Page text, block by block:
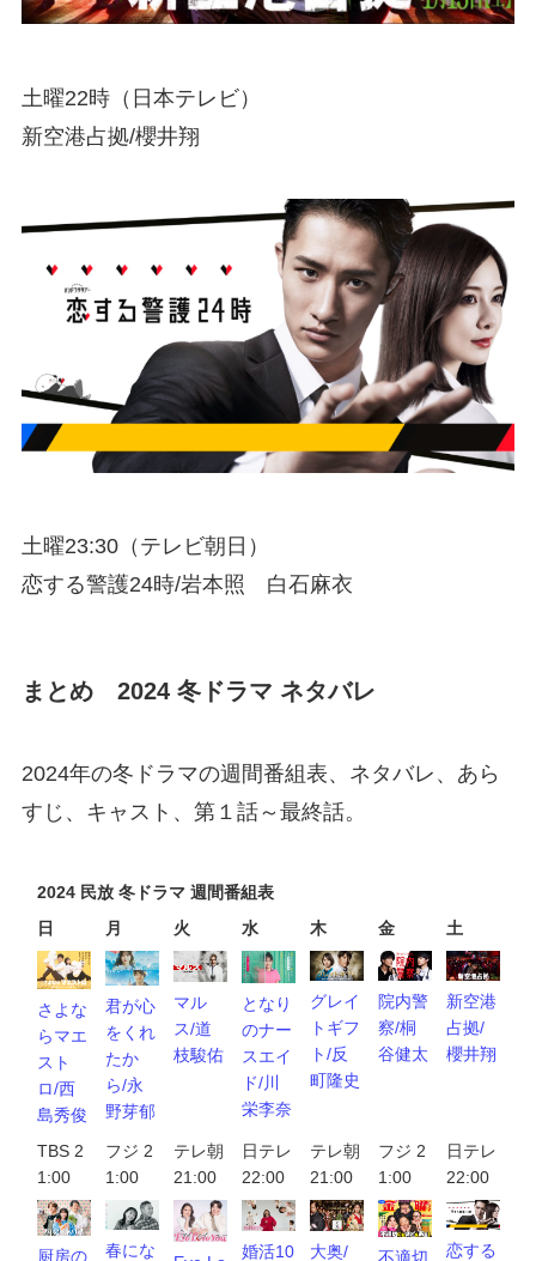
土曜22時（日本テレビ）
新空港占拠/櫻井翔
土曜23:30（テレビ朝日）
恋する警護24時/岩本照 白石麻衣
まとめ 2024 冬ドラマ ネタバレ
2024年の冬ドラマの週間番組表、ネタバレ、あら
すじ、キャスト、第１話～最終話。
2024 民放 冬ドラマ 週間番組表
日
月 火 水 木 金 土
さよな
らマエ
スト
ロ/西
島秀俊
君が心
をくれ
たか
ら/永
野芽郁
マル
ス/道
枝駿佑
となり
のナー
スエイ
ド/川
栄李奈
グレイ
トギフ
ト/反
町隆史
院内警
察/桐
谷健太
新空港
占拠/
櫻井翔
TBS 2
1:00
フジ 2
1:00
テレ朝
21:00
日テレ
22:00
テレ朝
21:00
フジ 2
1:00
日テレ
22:00
厨房の 春にな 婚活10 大奥/ 恋する